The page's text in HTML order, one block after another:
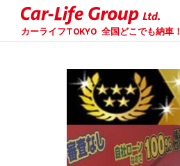
カーライフTOKYO 全国どこでも納車！